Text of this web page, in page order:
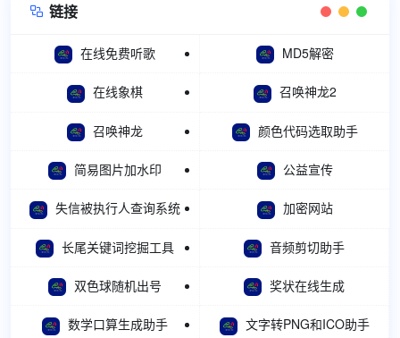
 链接
在线免费听歌 MD5解密
在线象棋 召唤神龙2
召唤神龙 颜色代码选取助手
简易图片加水印 公益宣传
失信被执行人查询系统 加密网站
长尾关键词挖掘工具 音频剪切助手
双色球随机出号 奖状在线生成
数学口算生成助手 文字转PNG和ICO助手